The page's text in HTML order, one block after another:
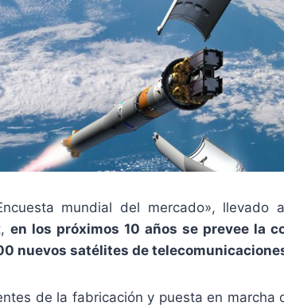
mundial del mercado», llevado
en los próximos 10 años se prevee la
nuevos satélites de
de la fabricación y puesta en marcha